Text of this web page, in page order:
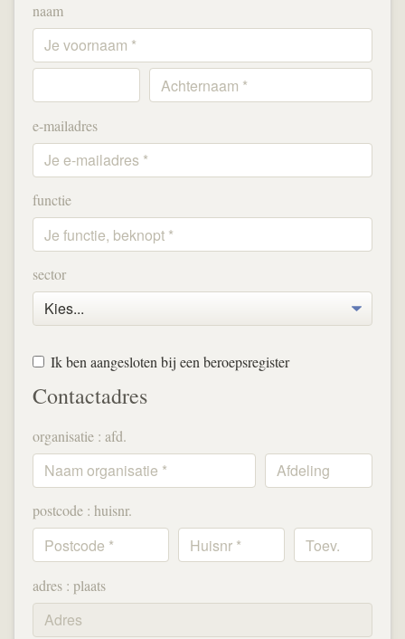
naam
e-mailadres
functie
sector
Ik ben aangesloten bij een beroepsregister
Contactadres
organisatie : afd.
postcode : huisnr.
adres : plaats